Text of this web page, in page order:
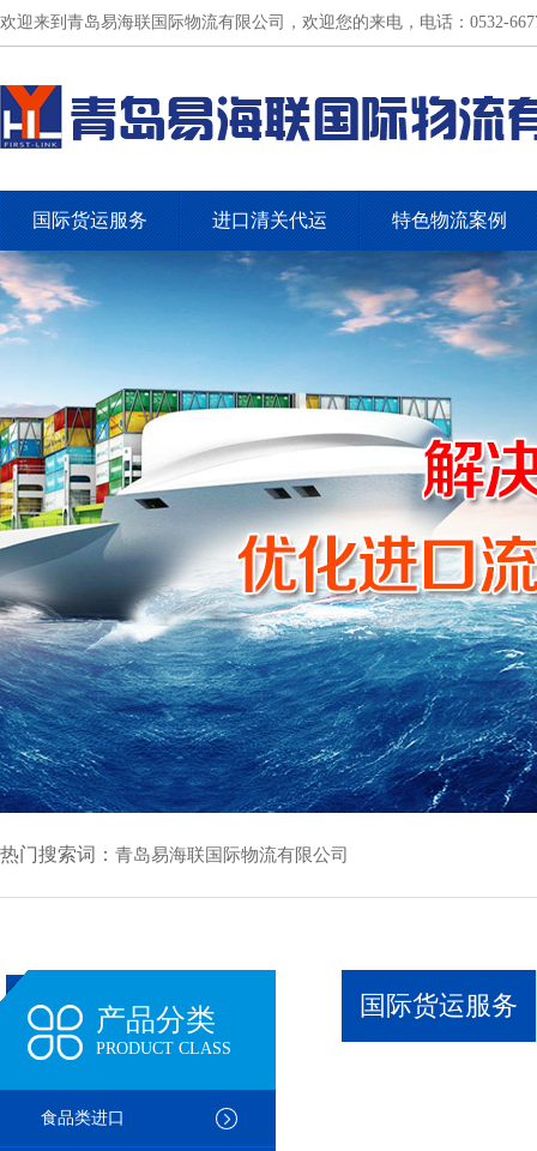
欢迎来到青岛易海联国际物流有限公司，欢迎您的来电，电话：0532-
国际货运服务 进口清关代运 特色物流案例
热门搜索词： 青岛易海联国际物流有限公司
产品分类
PRODUCT CLASS
食品类进口
国际货运服务